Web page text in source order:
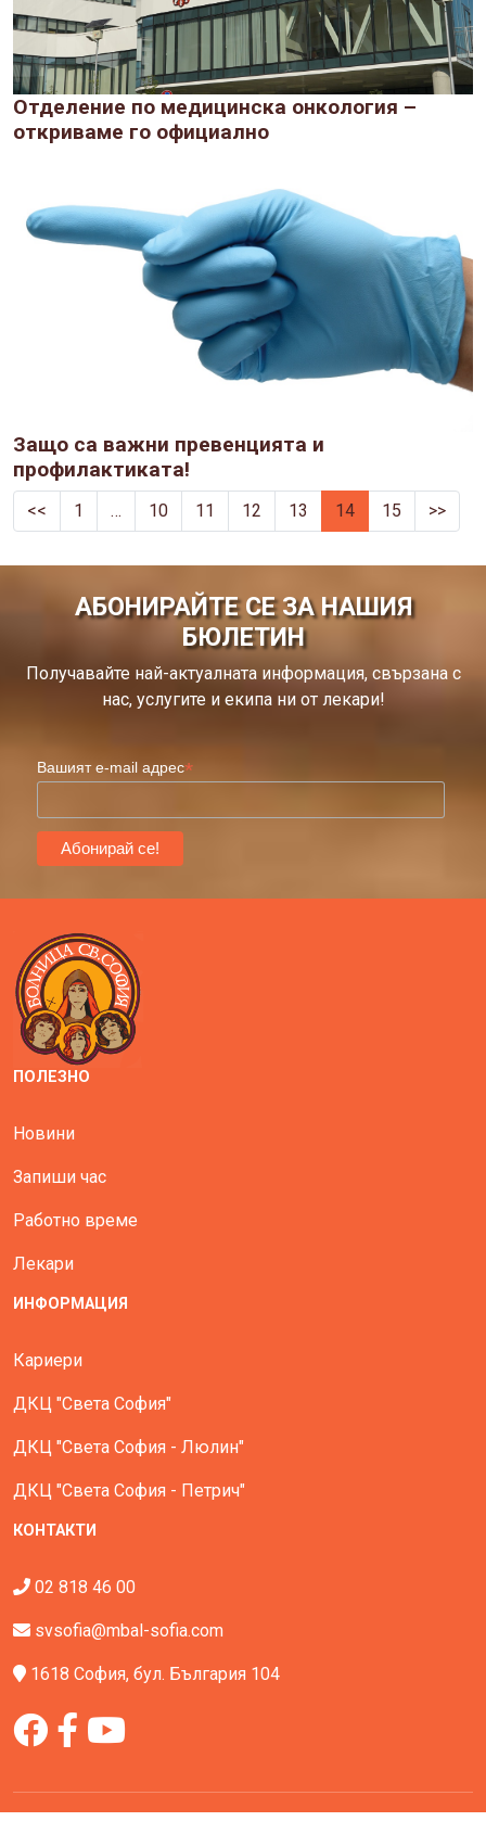
Отделение по медицинска онкология –
откриваме го официално
Защо са важни превенцията и
профилактиката!
<< 1 … 10 11 12 13 14 15 >>
АБОНИРАЙТЕ СЕ ЗА НАШИЯ
БЮЛЕТИН
Получавайте най-актуалната информация, свързана с
нас, услугите и екипа ни от лекари!
Вашият e-mail адрес*
ПОЛЕЗНО
Новини
Запиши час
Работно време
Лекари
ИНФОРМАЦИЯ
Кариери
ДКЦ "Света София"
ДКЦ "Света София - Люлин"
ДКЦ "Света София - Петрич"
КОНТАКТИ
02 818 46 00
svsofia@mbal-sofia.com
1618 София, бул. България 104